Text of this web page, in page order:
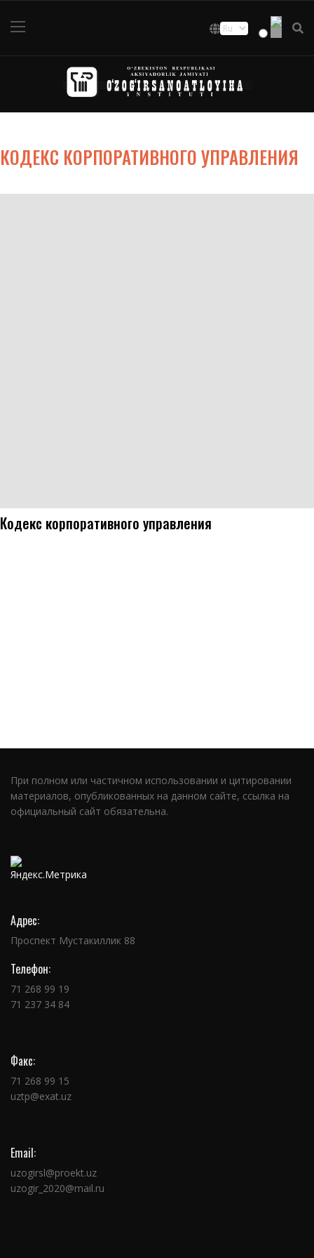
КОДЕКС КОРПОРАТИВНОГО УПРАВЛЕНИЯ
Кодекс корпоративного управления
При полном или частичном использовании и цитировании
материалов, опубликованных на данном сайте, ссылка на
официальный сайт обязательна.
Адрес:
Проспект Мустакиллик 88
Телефон:
71 268 99 19
71 237 34 84
Факс:
71 268 99 15
uztp@exat.uz
Email:
uzogirsl@proekt.uz
uzogir_2020@mail.ru